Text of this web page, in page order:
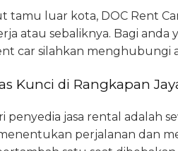
tamu luar kota, DOC Rent
atau sebaliknya. Bagi
car silahkan menghubungi
Kunci di Rangkapan
penyedia jasa rental adalah
perjalanan dan